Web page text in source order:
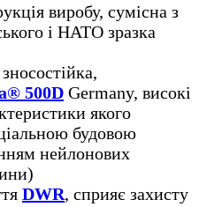
виробу, сумісна з
і НАТО зразка
500D Germany, високі
якого
будовою
нейлонових
DWR, сприяє захисту